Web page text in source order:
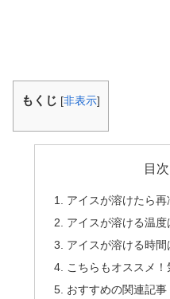
もくじ [非表示]
目次
アイスが溶けたら
アイスが溶ける温
アイスが溶ける時
こちらもオススメ
おすすめの関連記事